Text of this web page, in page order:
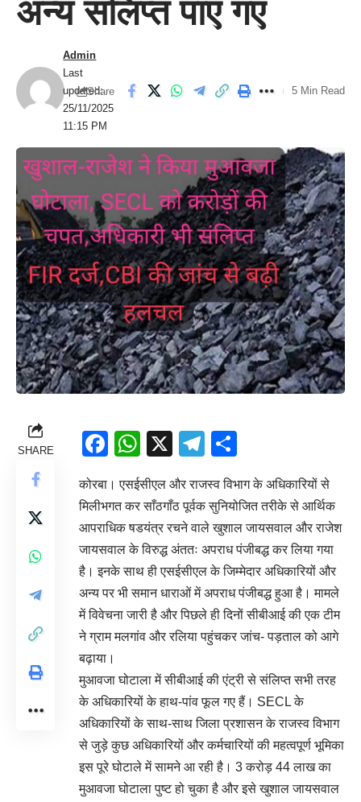
अन्य संलिप्त पाए गए
Last
updated:
25/11/2025
11:15 PM
Admin
Share 5 Min Read
SHARE Facebook
WhatsApp
X Telegram
कोरबा। एसईसीएल और राजस्व विभाग के अधिकारियों से
मिलीभगत कर साँठगाँठ पूर्वक सुनियोजित तरीके से आर्थिक
आपराधिक षडयंत्र रचने वाले खुशाल जायसवाल और राजेश
जायसवाल के विरुद्ध अंततः अपराध पंजीबद्ध कर लिया गया
है। इनके साथ ही एसईसीएल के जिम्मेदार अधिकारियों और
अन्य पर भी समान धाराओं में अपराध पंजीबद्ध हुआ है। मामले
में विवेचना जारी है और पिछले ही दिनों सीबीआई की एक टीम
ने ग्राम मलगांव और रलिया पहुंचकर जांच- पड़ताल को आगे
बढ़ाया।
मुआवजा घोटाला में सीबीआई की एंट्री से संलिप्त सभी तरह
के अधिकारियों के हाथ-पांव फूल गए हैं। SECL के
अधिकारियों के साथ-साथ जिला प्रशासन के राजस्व विभाग
से जुड़े कुछ अधिकारियों और कर्मचारियों की महत्वपूर्ण भूमिका
इस पूरे घोटाले में सामने आ रही है। 3 करोड़ 44 लाख का
मुआवजा घोटाला पुष्ट हो चुका है और इसे खुशाल जायसवाल